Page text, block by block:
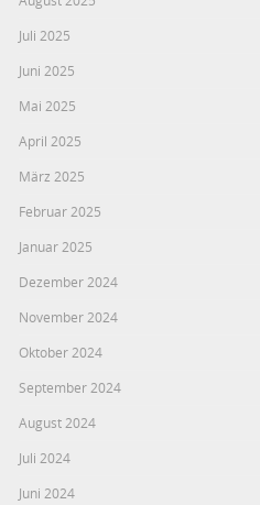
Juli 2025
Juni 2025
Mai 2025
April 2025
März 2025
Februar 2025
Januar 2025
Dezember 2024
November 2024
Oktober 2024
September 2024
August 2024
Juli 2024
Juni 2024